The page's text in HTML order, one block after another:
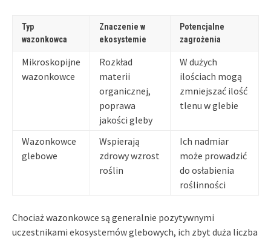
Typ
wazonkowca
Znaczenie w
ekosystemie
Potencjalne
zagrożenia
Mikroskopijne
wazonkowce
Rozkład
materii
organicznej,
poprawa
jakości gleby
W dużych
ilościach mogą
zmniejszać ilość
tlenu w glebie
Wazonkowce
glebowe
Wspierają
zdrowy wzrost
roślin
Ich nadmiar
może prowadzić
do osłabienia
roślinności
Chociaż wazonkowce są generalnie pozytywnymi
uczestnikami ekosystemów glebowych, ich zbyt duża liczba